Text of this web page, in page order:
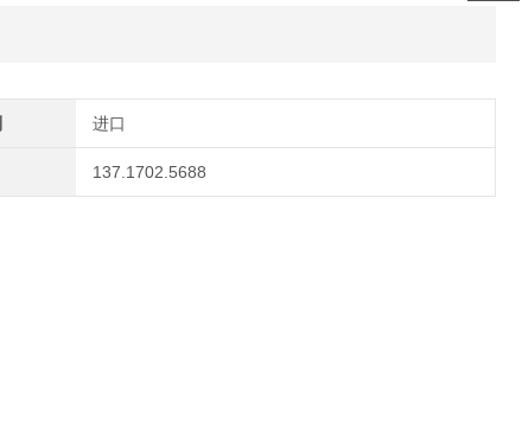
进口
137.1702.5688